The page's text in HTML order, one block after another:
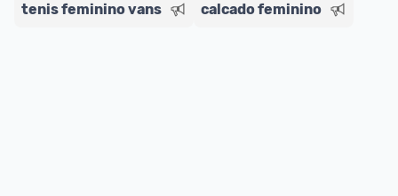
tenis feminino vans calcado feminino